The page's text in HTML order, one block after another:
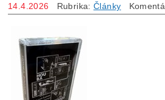
14.4.2026 Rubrika:Články